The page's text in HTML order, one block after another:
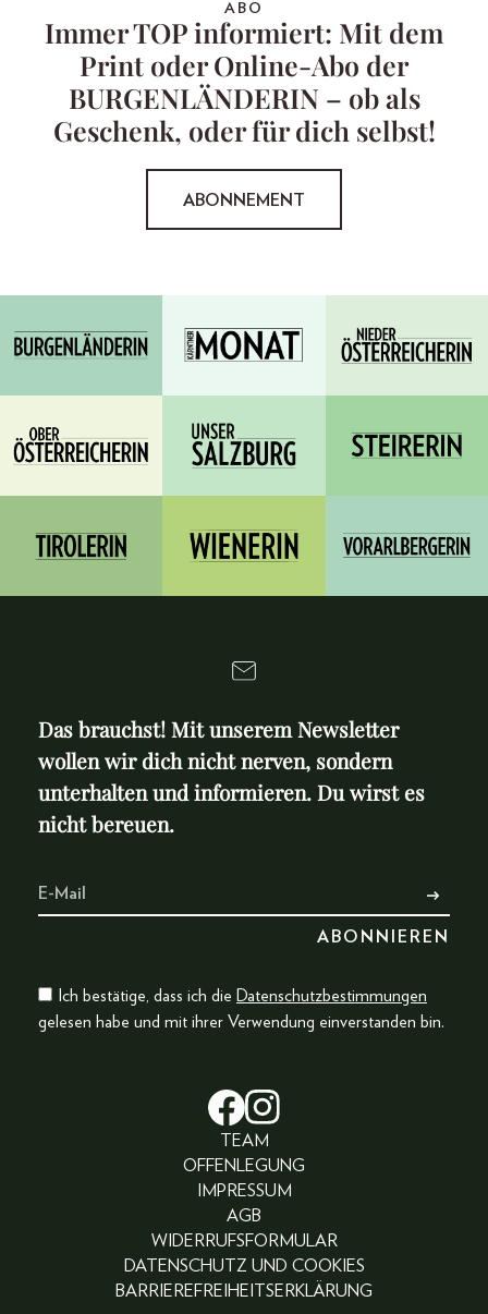
ABO
Immer TOP informiert: Mit dem
Print oder Online-Abo der
BURGENLÄNDERIN – ob als
Geschenk, oder für dich selbst!
ABONNEMENT
Das brauchst! Mit unserem Newsletter
wollen wir dich nicht nerven, sondern
unterhalten und informieren. Du wirst es
nicht bereuen.
Ich bestätige, dass ich die Datenschutzbestimmungen
gelesen habe und mit ihrer Verwendung einverstanden bin.
TEAM
OFFENLEGUNG
IMPRESSUM
AGB
WIDERRUFSFORMULAR
DATENSCHUTZ UND COOKIES
BARRIEREFREIHEITSERKLÄRUNG